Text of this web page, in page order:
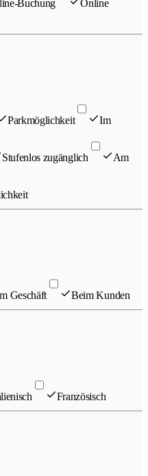
Buchung
Online
Parkmöglichkeit Im
Stufenlos zugänglich Am
Geschäft Beim Kunden
Französisch